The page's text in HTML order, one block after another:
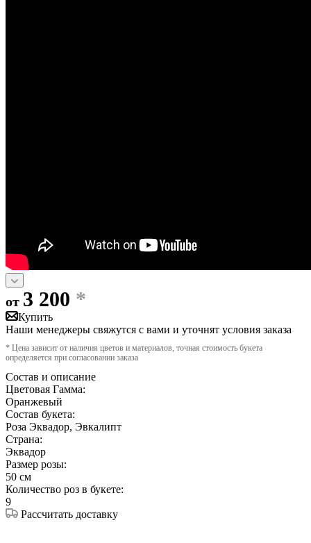
от 3 200 *
Купить
Наши менеджеры свяжутся с вами и уточнят условия заказа
* Цена зависит от наличия цветов и материалов, точная стоимость букета
определяется при согласовании заказа
Состав и описание
Цветовая Гамма:
Оранжевый
Состав букета:
Роза Эквадор, Эвкалипт
Страна:
Эквадор
Размер розы:
50 см
Количество роз в букете:
9
Рассчитать доставку